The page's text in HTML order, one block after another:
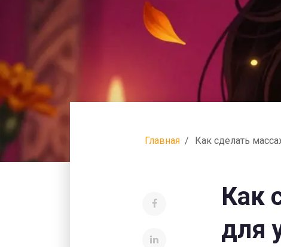
Главная Как сделать
Как
для